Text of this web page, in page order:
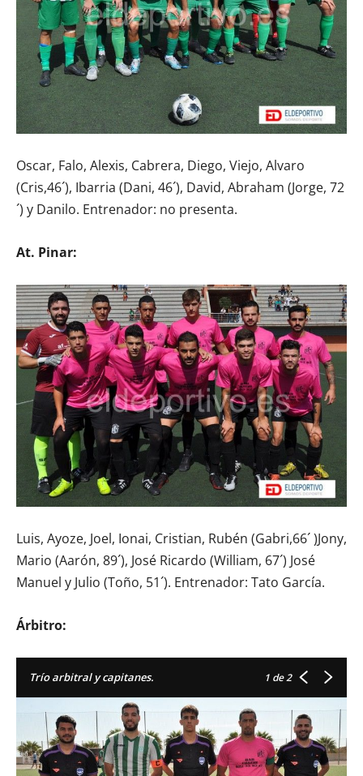
Oscar, Falo, Alexis, Cabrera, Diego, Viejo, Alvaro
(Cris,46´), Ibarria (Dani, 46´), David, Abraham (Jorge, 72
´) y Danilo. Entrenador: no presenta.
At. Pinar:
Luis, Ayoze, Joel, Ionai, Cristian, Rubén (Gabri,66´ )Jony,
Mario (Aarón, 89´), José Ricardo (William, 67´) José
Manuel y Julio (Toño, 51´). Entrenador: Tato García.
Árbitro:
Trío arbitral y capitanes. 1 de 2